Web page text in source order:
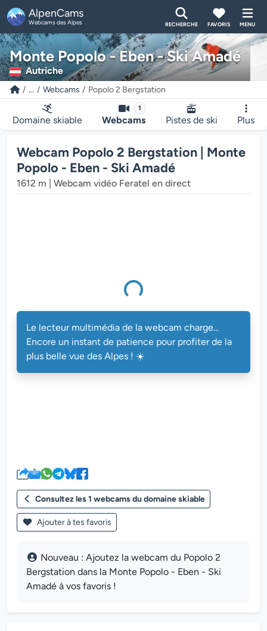
AlpenCams
Webcams des Alpes RECHERCHE FAVORIS MENU
Monte Popolo - Eben - Ski Amadé
Autriche
... Webcams Popolo 2 Bergstation
Domaine skiable
1
Webcams Pistes de ski Plus
Webcam Popolo 2 Bergstation | Monte
Popolo - Eben - Ski Amadé
1612 m | Webcam vidéo Feratel en direct
de la webcam charge...
Le lecteur multimédia de la webcam charge...
Encore un instant de patience pour profiter de la
plus belle vue des Alpes ! ☀️
Consultez les 1 webcams du domaine skiable
Ajouter à tes favoris
Nouveau : Ajoutez la webcam du Popolo 2
Bergstation dans la Monte Popolo - Eben - Ski
Amadé à vos favoris !